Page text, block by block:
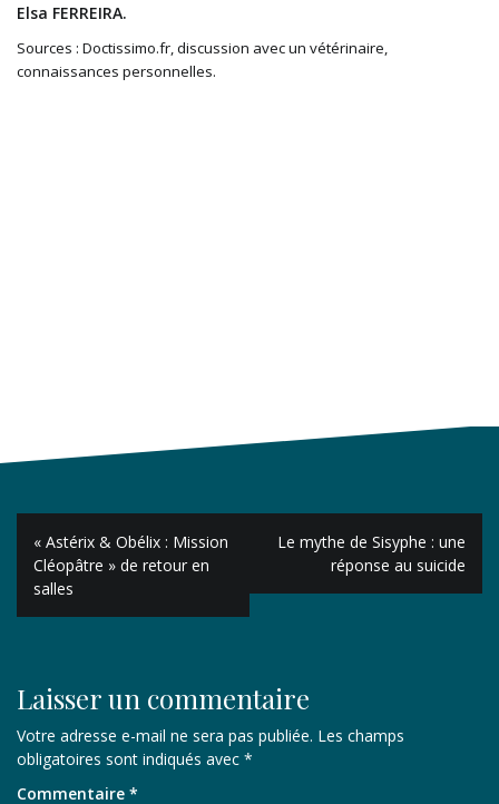
Elsa FERREIRA.
Sources : Doctissimo.fr, discussion avec un vétérinaire,
connaissances personnelles.
Navigation
de
l’article
« Astérix & Obélix : Mission
Cléopâtre » de retour en
salles
Le mythe de Sisyphe : une
réponse au suicide
Laisser un commentaire
Votre adresse e-mail ne sera pas publiée. Les champs
obligatoires sont indiqués avec *
Commentaire *